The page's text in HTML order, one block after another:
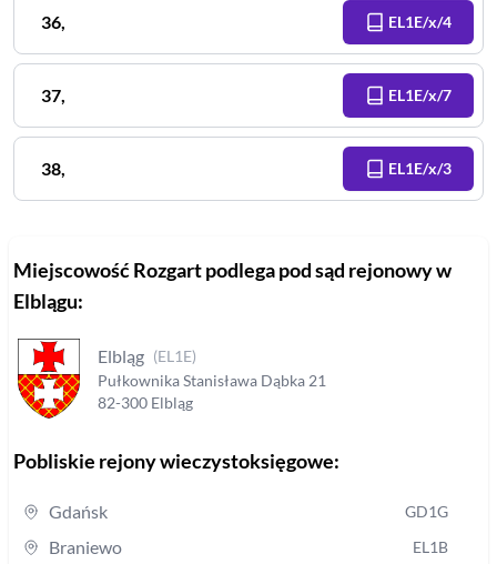
36, EL1E/x/4
37, EL1E/x/7
38, EL1E/x/3
MiejscowośćRozgartpodlega pod sąd rejonowyw
Elblągu:
Elbląg (EL1E)
Pułkownika Stanisława Dąbka 21
82-300 Elbląg
Pobliskie rejony wieczystoksięgowe:
Gdańsk GD1G
Braniewo EL1B